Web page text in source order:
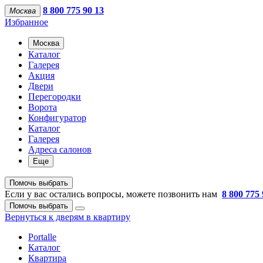
Москва
8 800 775 90 13
Избранное
Москва
Каталог
Галерея
Акция
Двери
Перегородки
Ворота
Конфигуратор
Каталог
Галерея
Адреса салонов
Еще
Помочь выбрать
Если у вас остались вопросы, можете позвонить нам 8 800 775
Помочь выбрать
Вернуться к дверям в квартиру
Portalle
Каталог
Квартира